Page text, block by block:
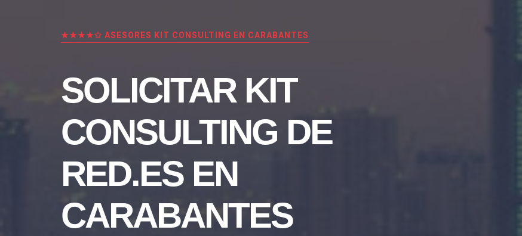
★★★★✩ ASESORES KIT CONSULTING EN CARABANTES
SOLICITAR KIT
CONSULTING DE
RED.ES EN
CARABANTES